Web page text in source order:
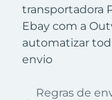
transportadora
Ebay com a
automatizar
envio
Regras de